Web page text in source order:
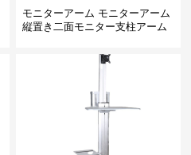
モニターアーム モニターアーム
縦置き二面モニター支柱アーム